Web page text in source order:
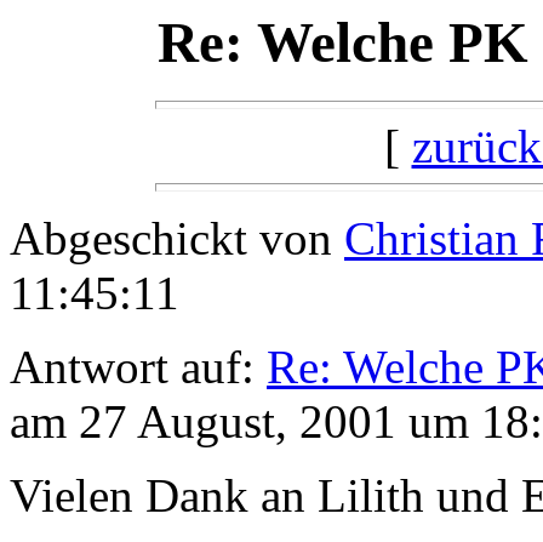
Re: Welche
[
Abgeschickt von Christian
11:45:11
Antwort auf: Re: Welche
am 27 August, 2001 um
Vielen Dank an Lilith und